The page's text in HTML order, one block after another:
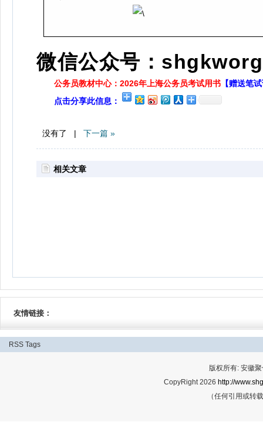
微信公众号：shgkworg
公务员教材中心：2026年上海公务员考试用书 【赠送笔
点击分享此信息：
没有了 | 下一篇 »
相关文章
友情链接：
RSS Tags
版权所有: 安徽
CopyRight 2026 http://
（任何引用或转